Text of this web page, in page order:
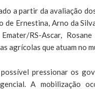
a partir da avaliação
Ernestina, Arno da
RS-Ascar,
agrícolas que atuam no
pressionar os
A mobilização